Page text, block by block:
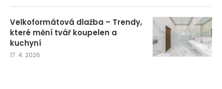
Velkoformátová dlažba – Trendy,
které mění tvář koupelen a
kuchyní
17. 4. 2026